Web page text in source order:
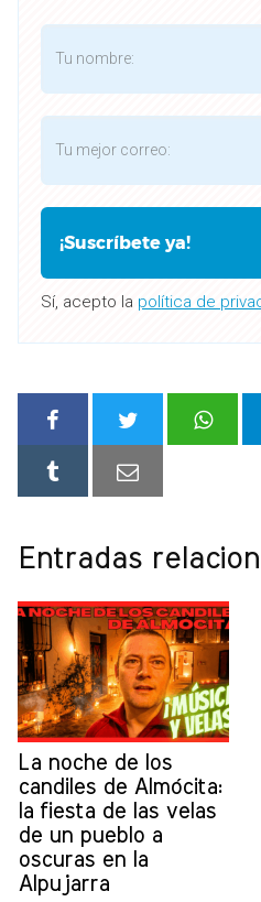
¡Suscríbete ya!
Sí, acepto la política de
Entradas
La noche de los
candiles de Almócita:
la fiesta de las velas
de un pueblo a
oscuras en la
Alpujarra